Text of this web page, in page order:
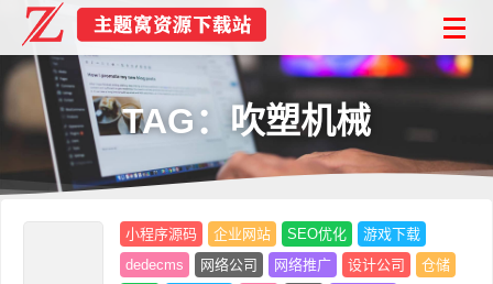
TAG：吹塑机械
小程序源码 企业网站 SEO优化
游戏下载
dedecms
网络公司 网络推广 设计公司
仓储